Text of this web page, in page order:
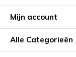
Mijn account
Alle Categorieën